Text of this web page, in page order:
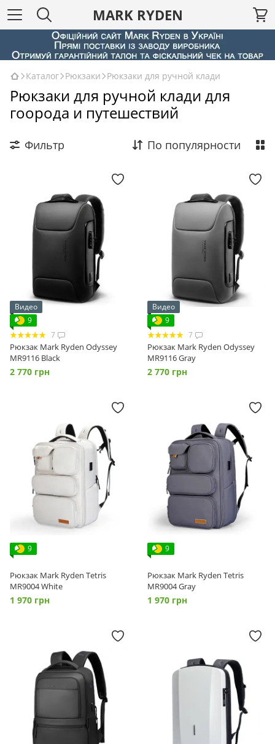
MARK RYDEN
Каталог Рюкзаки Рюкзаки для ручной клади
Рюкзаки для ручной клади для
гоорода и путешествий
Фильтр По популярности
Видео
9
7
Рюкзак Mark Ryden Odyssey
MR9116 Black
2 770 грн
Видео
9
7
Рюкзак Mark Ryden Odyssey
MR9116 Gray
2 770 грн
9
Рюкзак Mark Ryden Tetris
MR9004 White
1 970 грн
9
Рюкзак Mark Ryden Tetris
MR9004 Gray
1 970 грн